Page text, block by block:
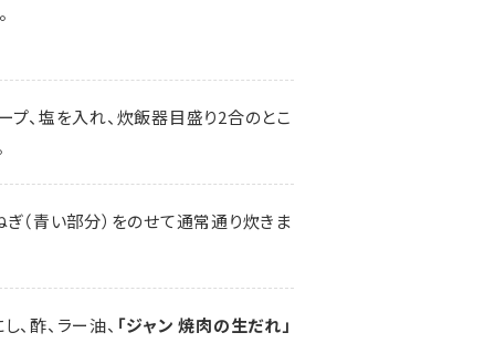
プ、塩を入れ、炊飯器目盛り2合のとこ
（青い部分）をのせて通常通り炊きま
、酢、ラー油、 「ジャン 焼肉の生だれ」